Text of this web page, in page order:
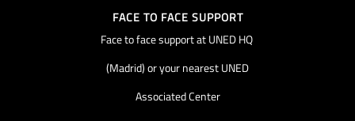
FACE TO FACE SUPPORT
Face to face support at UNED HQ
(Madrid) or your nearest UNED
Associated Center